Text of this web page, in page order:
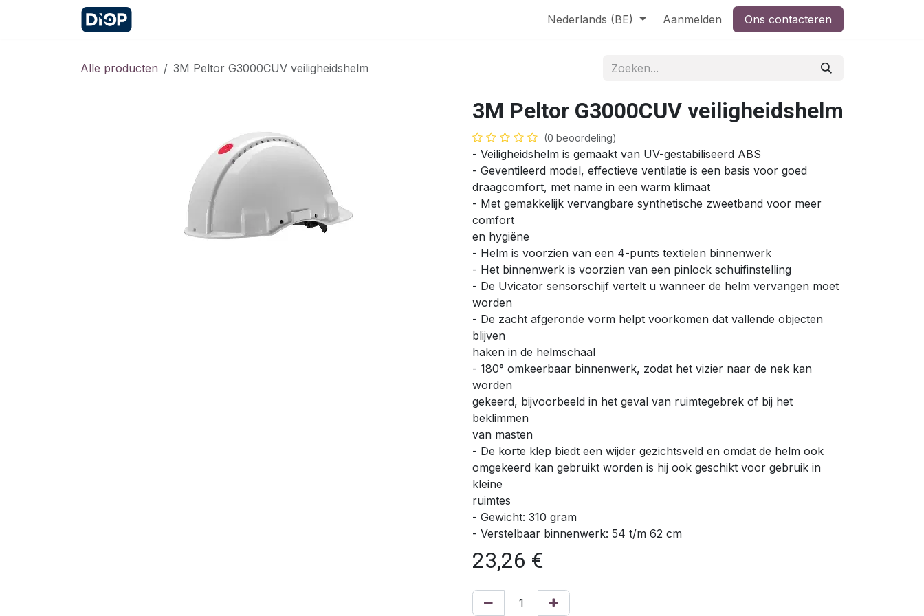
Overslaan naar inhoud
Nederlands (BE) Aanmelden Ons contacteren
Alle producten 3M Peltor G3000CUV veiligheidshelm
3M Peltor G3000CUV veiligheidshelm
(0 beoordeling)
- Veiligheidshelm is gemaakt van UV-gestabiliseerd ABS
- Geventileerd model, effectieve ventilatie is een basis voor goed
draagcomfort, met name in een warm klimaat
- Met gemakkelijk vervangbare synthetische zweetband voor meer
comfort
en hygiëne
- Helm is voorzien van een 4-punts textielen binnenwerk
- Het binnenwerk is voorzien van een pinlock schuifinstelling
- De Uvicator sensorschijf vertelt u wanneer de helm vervangen moet
worden
- De zacht afgeronde vorm helpt voorkomen dat vallende objecten
blijven
haken in de helmschaal
- 180° omkeerbaar binnenwerk, zodat het vizier naar de nek kan
worden
gekeerd, bijvoorbeeld in het geval van ruimtegebrek of bij het
beklimmen
van masten
- De korte klep biedt een wijder gezichtsveld en omdat de helm ook
omgekeerd kan gebruikt worden is hij ook geschikt voor gebruik in
kleine
ruimtes
- Gewicht: 310 gram
- Verstelbaar binnenwerk: 54 t/m 62 cm
23,26 €